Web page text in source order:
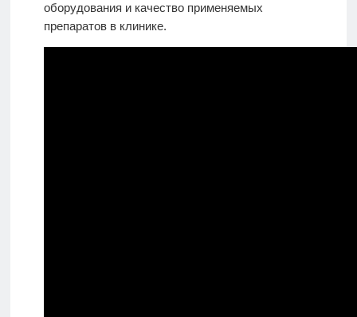
оборудования и качество применяемых
препаратов в клинике.